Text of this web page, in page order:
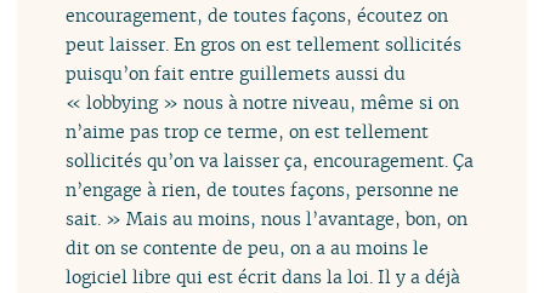
encouragement, de toutes façons, écoutez on
peut laisser. En gros on est tellement sollicités
puisqu’on fait entre guillemets aussi du
« lobbying » nous à notre niveau, même si on
n’aime pas trop ce terme, on est tellement
sollicités qu’on va laisser ça, encouragement. Ça
n’engage à rien, de toutes façons, personne ne
sait. » Mais au moins, nous l’avantage, bon, on
dit on se contente de peu, on a au moins le
logiciel libre qui est écrit dans la loi. Il y a déjà